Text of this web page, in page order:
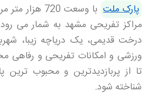
پارک ملت
با وسعت 720
درخت قدیمی، یک دریاچه زیبا،
ورزشی و امکانات تفریحی و رفاهی
تا از پربازدیدترین و محبوب
شناخته شود.